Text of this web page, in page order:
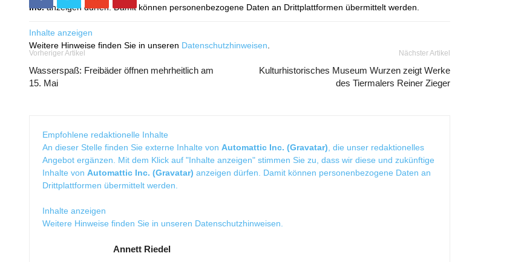
Inc.anzeigen dürfen. Damit können personenbezogene Daten an Drittplattformen übermittelt werden.
Inhalte anzeigen
Weitere Hinweise finden Sie in unseren Datenschutzhinweisen
Vorheriger Artikel
Wasserspaß: Freibäder öffnen mehrheitlich am
15. Mai
Nächster Artikel
Kulturhistorisches Museum Wurzen zeigt Werke
des Tiermalers Reiner Zieger
Empfohlene redaktionelle Inhalte
An dieser Stelle finden Sie externe Inhalte von Automattic Inc. (Gravatar) , die unser redaktionelles
Angebot ergänzen. Mit dem Klick auf "Inhalte anzeigen" stimmen Sie zu, dass wir diese und zukünftige
Inhalte von Automattic Inc. (Gravatar) anzeigen dürfen. Damit können personenbezogene Daten an
Drittplattformen übermittelt werden.
Inhalte anzeigen
Weitere Hinweise finden Sie in unseren Datenschutzhinweisen
Annett Riedel